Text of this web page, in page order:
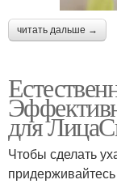
читать дальше →
для
Чтобы сделать